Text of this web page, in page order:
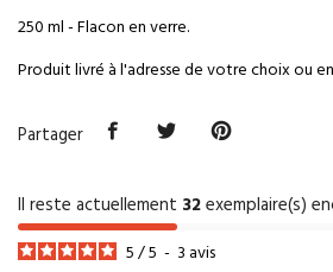
250 ml - Flacon en verre.
Produit livré à l'adresse de votre choix ou
Partager
Il reste actuellement 32exemplaire(s)
5/5 - 3 avis